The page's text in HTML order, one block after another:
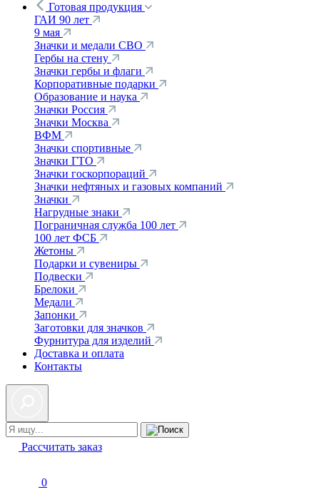
Готовая продукция
ГАИ 90 лет
9 мая
Значки и медали СВО
Гербы на стену
Значки гербы и флаги
Корпоративные подарки
Образование и наука
Значки Россия
Значки Москва
ВФМ
Значки спортивные
Значки ГТО
Значки госкорпораций
Значки нефтяных и газовых компаний
Значки
Нагрудные знаки
Пограничная служба 100 лет
100 лет ФСБ
Жетоны
Подарки и сувениры
Подвески
Брелоки
Медали
Запонки
Заготовки для значков
Фурнитура для изделий
Доставка и оплата
Контакты
Рассчитать заказ
0